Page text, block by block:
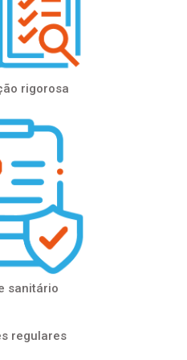
rigorosa
sanitário
regulares